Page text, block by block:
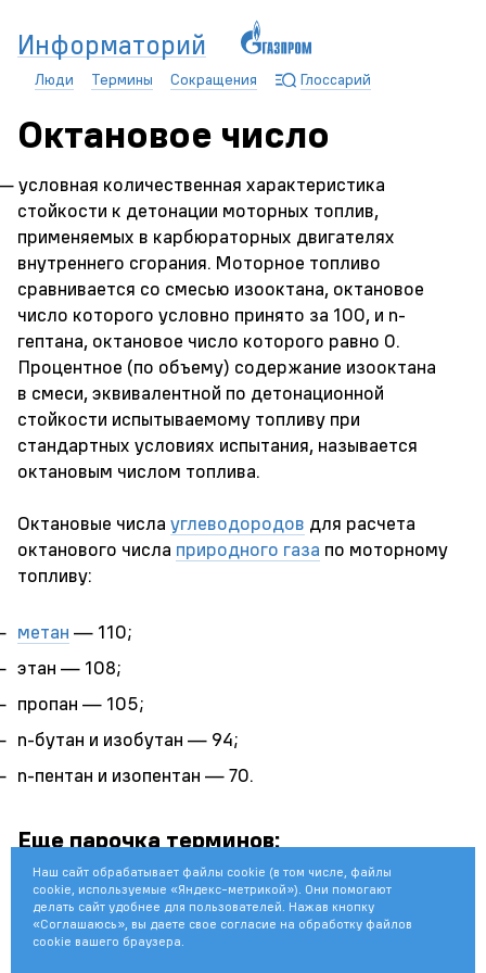
Информаторий
Люди Термины Сокращения Глоссарий
Октановое число
условная количественная характеристика
стойкости к детонации моторных топлив,
применяемых в карбюраторных двигателях
внутреннего сгорания. Моторное топливо
сравнивается со смесью изооктана, октановое
число которого условно принято за 100, и n-
гептана, октановое число которого равно 0.
Процентное (по объему) содержание изооктана
в смеси, эквивалентной по детонационной
стойкости испытываемому топливу при
стандартных условиях испытания, называется
октановым числом топлива.
Октановые числа углеводородов для расчета
октанового числа природного газа по моторному
топливу:
метан — 110;
этан — 108;
пропан — 105;
n-бутан и изобутан — 94;
n-пентан и изопентан — 70.
Еще парочка терминов:
Пласт,
Буровая вышка,
Керн
Наш сайт обрабатывает файлы cookie (в том числе, файлы
cookie, используемые «Яндекс-метрикой»). Они помогают
делать сайт удобнее для пользователей. Нажав кнопку
«Соглашаюсь», вы даете свое согласие на обработку файлов
cookie вашего браузера.